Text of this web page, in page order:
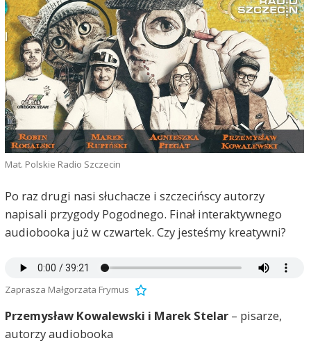
Mat. Polskie Radio Szczecin
Po raz drugi nasi słuchacze i szczecińscy autorzy
napisali przygody Pogodnego. Finał interaktywnego
audiobooka już w czwartek. Czy jesteśmy kreatywni?
Zaprasza Małgorzata Frymus
Przemysław Kowalewski i Marek Stelar– pisarze,
autorzy audiobooka